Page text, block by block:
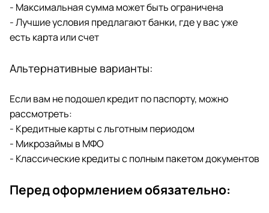
- Максимальная сумма может быть ограничена
- Лучшие условия предлагают банки, где у вас уже
есть карта или счет
Альтернативные варианты:
Если вам не подошел кредит по паспорту, можно
рассмотреть:
- Кредитные карты с льготным периодом
- Микрозаймы в МФО
- Классические кредиты с полным пакетом документов
Перед оформлением обязательно: